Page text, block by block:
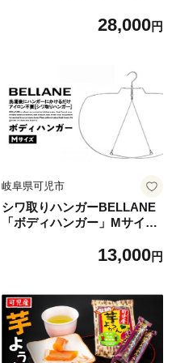
セット」Lサイズ 【ハンガー
28,000円
岐阜県可児市
シワ取りハンガーBELLANE
「ボディハンガー」Mサイズ
ンいらず 洗濯用品 雑貨 ステ
13,000円